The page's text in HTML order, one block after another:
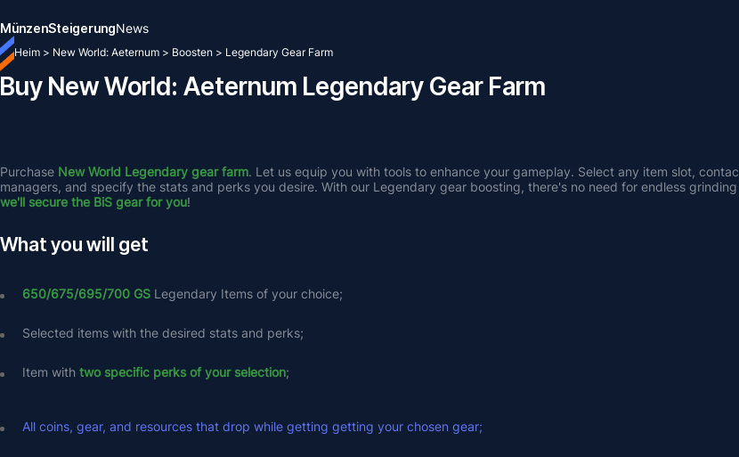
MünzenSteigerungNews
Heim > New World: Aeternum > Boosten > Legendary Gear Farm
Buy New World: Aeternum Legendary Gear Farm
Purchase New World Legendary gear farm. Let us equip you with tools to enhance your gameplay. Select any item slot,
we'll secure the BiS gear for you!
What you will get
650/675/695/700 GS Legendary Items of your choice;
Selected items with the desired stats and perks;
Item with two specific perks of your selection;
All coins, gear, and resources that drop while getting getting your chosen gear;